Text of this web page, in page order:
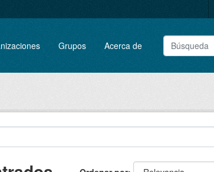
Grupos Acerca de